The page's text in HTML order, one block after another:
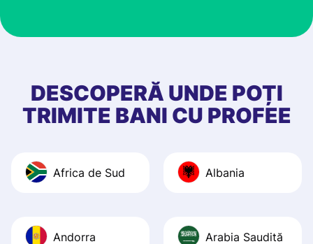
at Profee is very
first started
app, and they
quick to provide
DESCOPERĂ UNDE POȚI
TRIMITE BANI CU PROFEE
Africa de Sud Albania
Andorra Arabia Saudită